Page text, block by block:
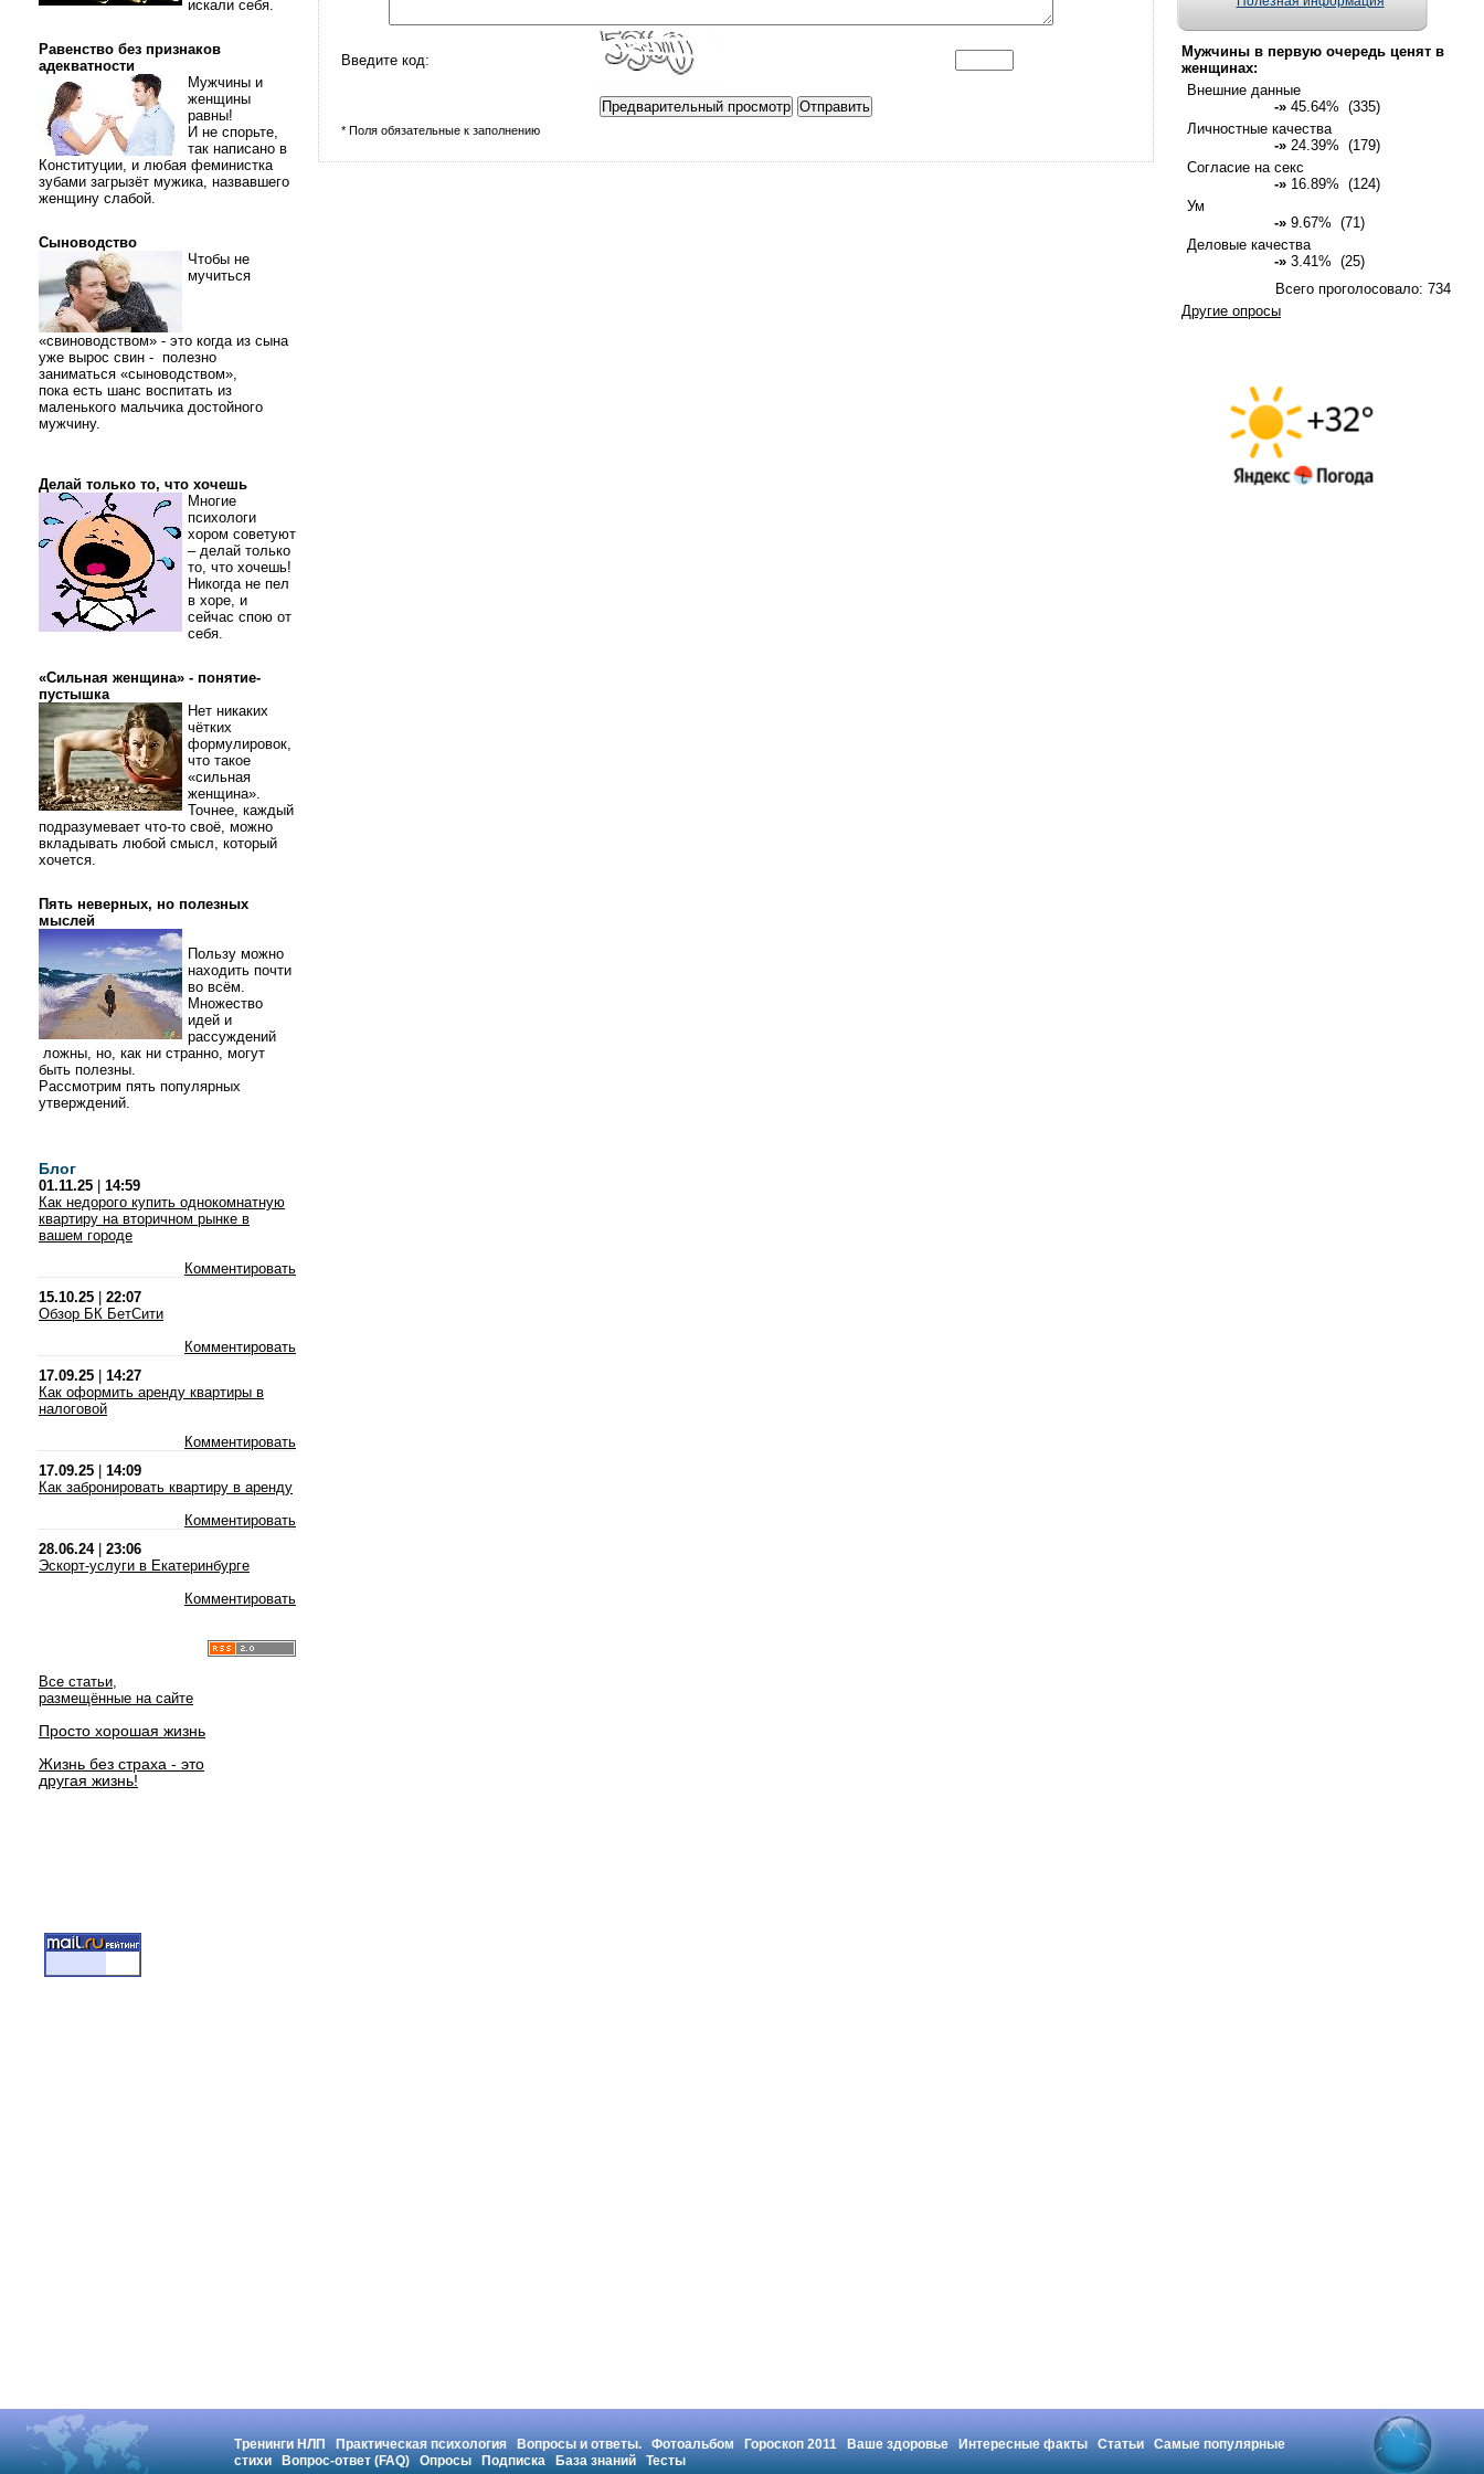
искали себя.
Равенство без признаков
адекватности
Мужчины и
женщины
равны!
И не спорьте,
так написано в
Конституции, и любая феминистка
зубами загрызёт мужика, назвавшего
женщину слабой.
Сыноводство
Чтобы не
мучиться
«свиноводством» - это когда из сына
уже вырос свин - полезно
заниматься «сыноводством»,
пока есть шанс воспитать из
маленького мальчика достойного
мужчину.
Делай только то, что хочешь
Многие
психологи
хором советуют
– делай только
то, что хочешь!
Никогда не пел
в хоре, и
сейчас спою от
себя.
«Сильная женщина» - понятие-
пустышка
Нет никаких
чётких
формулировок,
что такое
«сильная
женщина».
Точнее, каждый
подразумевает что-то своё, можно
вкладывать любой смысл, который
хочется.
Пять неверных, но полезных
мыслей
Пользу можно
находить почти
во всём.
Множество
идей и
рассуждений
ложны, но, как ни странно, могут
быть полезны.
Рассмотрим пять популярных
утверждений.
Блог
01.11.25
14:59
Как недорого купить однокомнатную
квартиру на вторичном рынке в
вашем городе
Комментировать
15.10.25
22:07
Обзор БК БетСити
Комментировать
17.09.25
14:27
Как оформить аренду квартиры в
налоговой
Комментировать
17.09.25
14:09
Как забронировать квартиру в аренду
Комментировать
28.06.24| 23:06
Эскорт-услуги в Екатеринбурге
Комментировать
Все статьи,
размещённые на сайте
Просто хорошая жизнь
Жизнь без страха - это
другая жизнь!
Введите код:
* Поля обязательные к заполнению
Мужчины в первую очередь ценят в
женщинах:
Внешние данные
-» 45.64% (335)
Личностные качества
-» 24.39% (179)
Согласие на секс
-» 16.89% (124)
Ум
-» 9.67% (71)
Деловые качества
-» 3.41% (25)
Всего проголосовало: 734
Другие опросы
Тренинги НЛП Практическая психология Вопросы и ответы. Фотоальбом Гороскоп 2011 Ваше здоровье Интересные факты Статьи
Самые популярные
стихи
Вопрос-ответ (FAQ) Опросы Подписка База знаний Тесты